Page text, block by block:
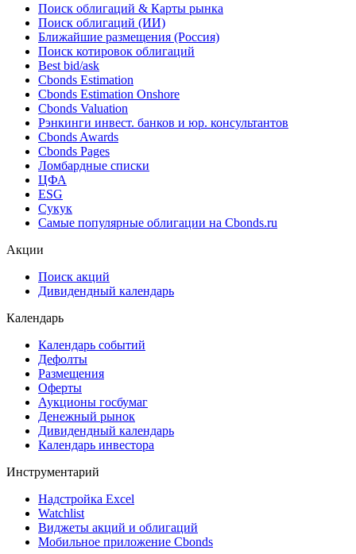
Поиск облигаций & Карты рынка
Поиск облигаций (ИИ)
Ближайшие размещения (Россия)
Поиск котировок облигаций
Best bid/ask
Cbonds Estimation
Cbonds Estimation Onshore
Cbonds Valuation
Рэнкинги инвест. банков и юр. консультантов
Cbonds Awards
Cbonds Pages
Ломбардные списки
ЦФА
ESG
Сукук
Самые популярные облигации на Cbonds.ru
Акции
Поиск акций
Дивидендный календарь
Календарь
Календарь событий
Дефолты
Размещения
Оферты
Аукционы госбумаг
Денежный рынок
Дивидендный календарь
Календарь инвестора
Инструментарий
Надстройка Excel
Watchlist
Виджеты акций и облигаций
Мобильное приложение Cbonds